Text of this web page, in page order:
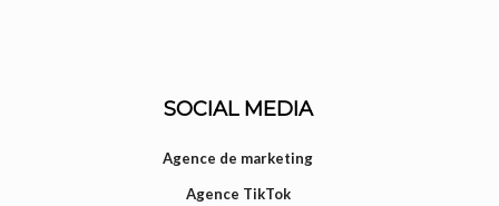
SOCIAL MEDIA
Agence de marketing
Agence TikTok